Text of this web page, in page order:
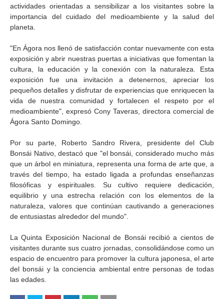
actividades orientadas a sensibilizar a los visitantes sobre la
importancia del cuidado del medioambiente y la salud del
planeta.
"En Ágora nos llenó de satisfacción contar nuevamente con esta
exposición y abrir nuestras puertas a iniciativas que fomentan la
cultura, la educación y la conexión con la naturaleza. Esta
exposición fue una invitación a detenernos, apreciar los
pequeños detalles y disfrutar de experiencias que enriquecen la
vida de nuestra comunidad y fortalecen el respeto por el
medioambiente", expresó Cony Taveras, directora comercial de
Ágora Santo Domingo.
Por su parte, Roberto Sandro Rivera, presidente del Club
Bonsái Nativo, destacó que "el bonsái, considerado mucho más
que un árbol en miniatura, representa una forma de arte que, a
través del tiempo, ha estado ligada a profundas enseñanzas
filosóficas y espirituales. Su cultivo requiere dedicación,
equilibrio y una estrecha relación con los elementos de la
naturaleza, valores que continúan cautivando a generaciones
de entusiastas alrededor del mundo".
La Quinta Exposición Nacional de Bonsái recibió a cientos de
visitantes durante sus cuatro jornadas, consolidándose como un
espacio de encuentro para promover la cultura japonesa, el arte
del bonsái y la conciencia ambiental entre personas de todas
las edades.